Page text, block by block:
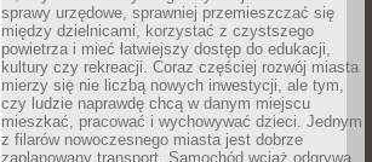
sprawy urzędowe, sprawniej przemieszczać się
między dzielnicami, korzystać z czystszego
powietrza i mieć łatwiejszy dostęp do edukacji,
kultury czy rekreacji. Coraz częściej rozwój miasta
mierzy się nie liczbą nowych inwestycji, ale tym,
czy ludzie naprawdę chcą w danym miejscu
mieszkać, pracować i wychowywać dzieci. Jednym
z filarów nowoczesnego miasta jest dobrze
zaplanowany transport. Samochód wciąż odgrywa